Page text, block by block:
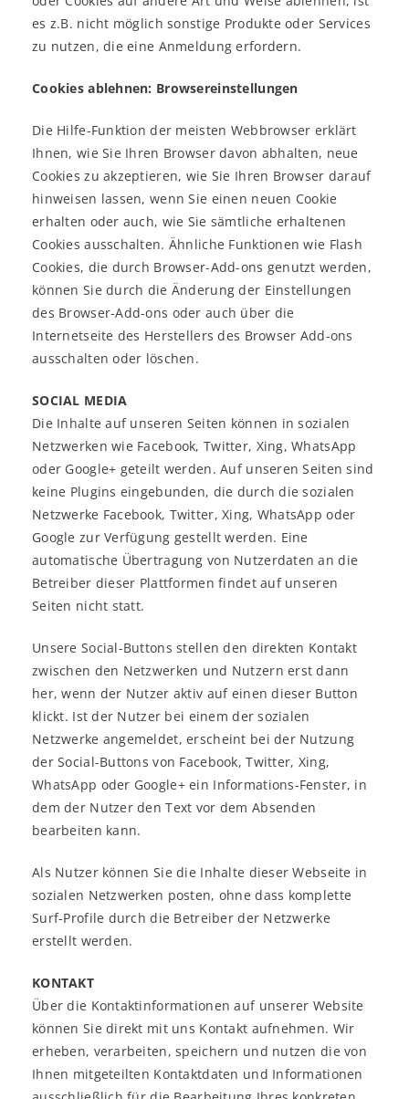
es z.B. nicht möglich sonstige Produkte oder Services
zu nutzen, die eine Anmeldung erfordern.
Cookies ablehnen: Browsereinstellungen
Die Hilfe-Funktion der meisten Webbrowser erklärt
Ihnen, wie Sie Ihren Browser davon abhalten, neue
Cookies zu akzeptieren, wie Sie Ihren Browser darauf
hinweisen lassen, wenn Sie einen neuen Cookie
erhalten oder auch, wie Sie sämtliche erhaltenen
Cookies ausschalten. Ähnliche Funktionen wie Flash
Cookies, die durch Browser-Add-ons genutzt werden,
können Sie durch die Änderung der Einstellungen
des Browser-Add-ons oder auch über die
Internetseite des Herstellers des Browser Add-ons
ausschalten oder löschen.
SOCIAL MEDIA
Die Inhalte auf unseren Seiten können in sozialen
Netzwerken wie Facebook, Twitter, Xing, WhatsApp
oder Google+ geteilt werden. Auf unseren Seiten sind
keine Plugins eingebunden, die durch die sozialen
Netzwerke Facebook, Twitter, Xing, WhatsApp oder
Google zur Verfügung gestellt werden. Eine
automatische Übertragung von Nutzerdaten an die
Betreiber dieser Plattformen findet auf unseren
Seiten nicht statt.
Unsere Social-Buttons stellen den direkten Kontakt
zwischen den Netzwerken und Nutzern erst dann
her, wenn der Nutzer aktiv auf einen dieser Button
klickt. Ist der Nutzer bei einem der sozialen
Netzwerke angemeldet, erscheint bei der Nutzung
der Social-Buttons von Facebook, Twitter, Xing,
WhatsApp oder Google+ ein Informations-Fenster, in
dem der Nutzer den Text vor dem Absenden
bearbeiten kann.
Als Nutzer können Sie die Inhalte dieser Webseite in
sozialen Netzwerken posten, ohne dass komplette
Surf-Profile durch die Betreiber der Netzwerke
erstellt werden.
KONTAKT
Über die Kontaktinformationen auf unserer Website
können Sie direkt mit uns Kontakt aufnehmen. Wir
erheben, verarbeiten, speichern und nutzen die von
Ihnen mitgeteilten Kontaktdaten und Informationen